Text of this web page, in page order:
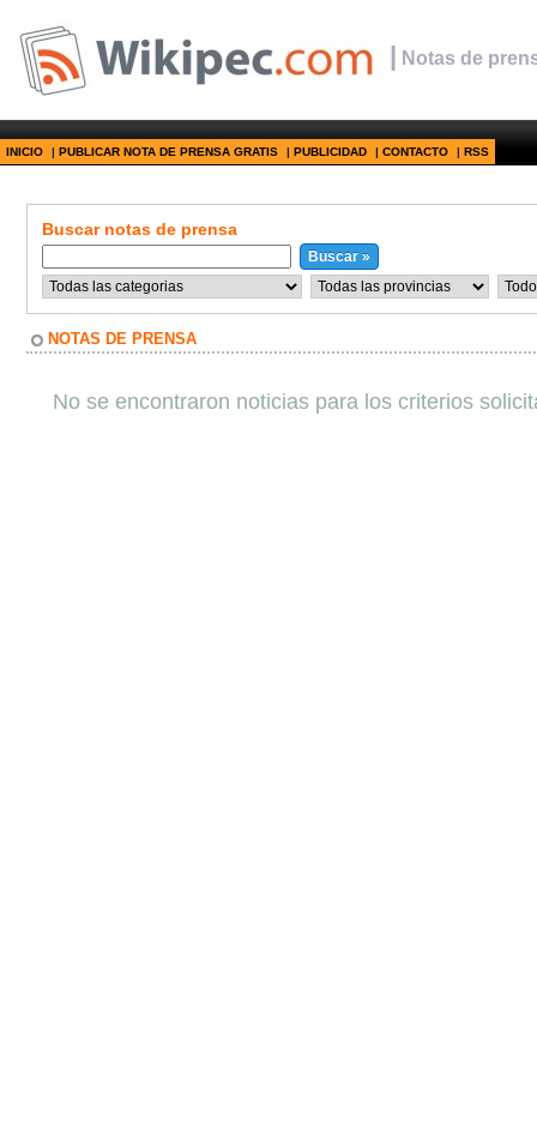
| Notas de
INICIO | PUBLICAR NOTA DE PRENSA GRATIS | PUBLICIDAD | CONTACTO | RSS
Buscar notas de prensa
NOTAS DE PRENSA
No se encontraron noticias para los criterios